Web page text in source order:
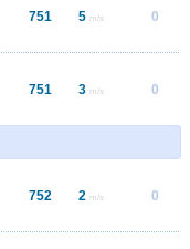
751 5 m/s 0
751 3 m/s 0
752 2 m/s 0